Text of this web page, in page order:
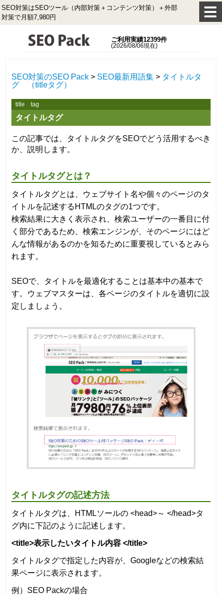
SEO対策はSEOツール（内部対策＋コンテンツ対策）＋外部
対策で月額7,980円
ご利用実績12399件
(2026/08/06現在)
SEO対策のSEO Pack > SEO最新用語集 > タイトルタ
グ （titleタグ）
title tag
タイトルタグ
この記事では、タイトルタグをSEOでどう活用するべき
か、説明します。
タイトルタグとは？
タイトルタグとは、ウェブサイト名や個々のページのタ
イトルを記述するHTMLのタグの1つです。
検索結果に大きく表示され、検索ユーザーの一番目に付
く部分であるため、検索エンジンが、そのページにはど
んな情報があるのかを知るために重要視しているとみら
れます。
SEOで、タイトルを最適化することは基本中の基本で
す。ウェブマスターは、各ページのタイトルを適切に設
定しましょう。
タイトルタグの記述方法
タイトルタグは、HTMLソールの <head>～ </head>タ
グ内に下記のように記述します。
<title>表示したいタイトル内容 </title>
タイトルタグで指定した内容が、Googleなどの検索結
果ページに表示されます。
例）SEO Packの場合